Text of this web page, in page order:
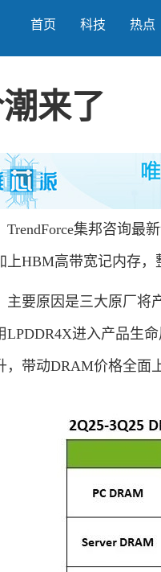
首页 科技 热点
来了
集邦咨询最新
上HBM高带宽记内存，
原因是三大原厂将产
LPDDR4X进入产品生
，带动DRAM价格全面